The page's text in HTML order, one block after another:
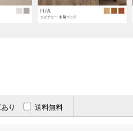
り 送料無料